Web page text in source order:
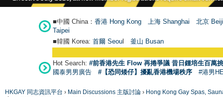
■中國 China： 香港 Hong Kong 上海 Shanghai
北京
Taipei
■韓國 Korea: 首爾 Seoul 釜山 Busan
Hot Search: #前香港先生 Flow 再捲爭議 昔日鍾培生百萬
國泰男男廣告
#【恐同矮仔】擾亂香港機場秩序 #港男
HKGAY 同志資訊平台 › Main Discussions 主版討論 › Hong Kong Gay Spas,